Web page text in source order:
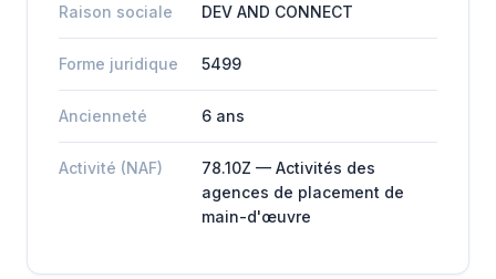
Raison sociale DEV AND CONNECT
Forme juridique 5499
Ancienneté 6 ans
Activité (NAF)
78.10Z — Activités des
agences de placement de
main-d'œuvre